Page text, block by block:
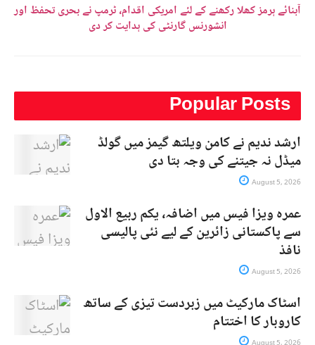
آبنائے ہرمز کھلا رکھنے کے لئے امریکی اقدام، ٹرمپ نے بحری تحفظ اور
انشورنس گارنٹی کی ہدایت کر دی
Popular Posts
ارشد ندیم نے کامن ویلتھ گیمز میں گولڈ
میڈل نہ جیتنے کی وجہ بتا دی
August 5, 2026
عمرہ ویزا فیس میں اضافہ، یکم ربیع الاول
سے پاکستانی زائرین کے لیے نئی پالیسی
نافذ
August 5, 2026
اسٹاک مارکیٹ میں زبردست تیزی کے ساتھ
کاروبار کا اختتام